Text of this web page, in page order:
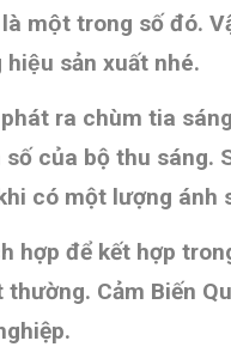
một trong số đó.
sản xuất nhé.
ra chùm tia
của bộ thu
có một lượng ánh
hợp để kết hợp
thường. Cảm Biến